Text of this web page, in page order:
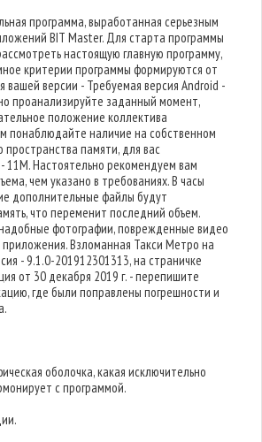
программа, выработанная серьезным
BIT Master. Для старта программы
настоящую главную программу,
критерии программы формируются от
вашей версии - Требуемая версия Android -
проанализируйте заданный момент,
положение коллектива
понаблюдайте наличие на собственном
пространства памяти, для вас
11M. Настоятельно рекомендуем вам
чем указано в требованиях. В часы
дополнительные файлы будут
что переменит последний объем.
фотографии, поврежденные видео
Взломанная Такси Метро на
- 9.1.0-201912301313, на страничке
от 30 декабря 2019 г. - перепишите
где были поправлены погрешности и
оболочка, какая исключительно
с программой.